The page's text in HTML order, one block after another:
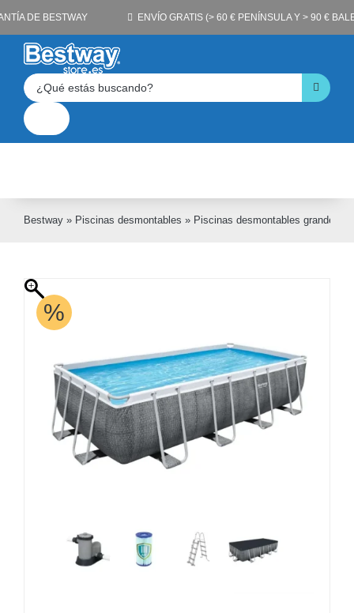
Saltar
al
contenido
DE BESTWAY ENVÍO GRATIS (> 60 € PENÍNSULA Y > 90 €
Buscar:
Toggle
Navigation
Cuenta
Bestway» Piscinas desmontables » Piscinas desmontables grandes
%